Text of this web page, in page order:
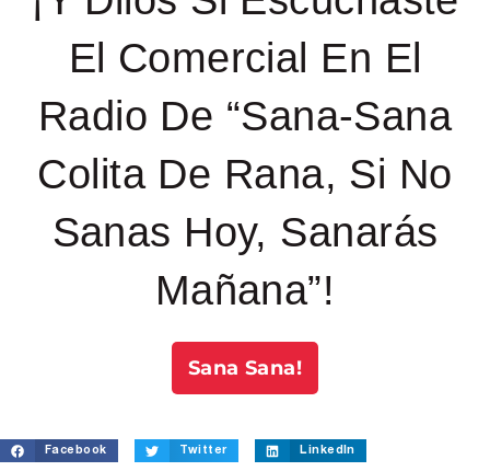
El Comercial En El
Radio De “Sana-Sana
Colita De Rana, Si No
Sanas Hoy, Sanarás
Mañana”!
Sana Sana!
Facebook Twitter LinkedIn